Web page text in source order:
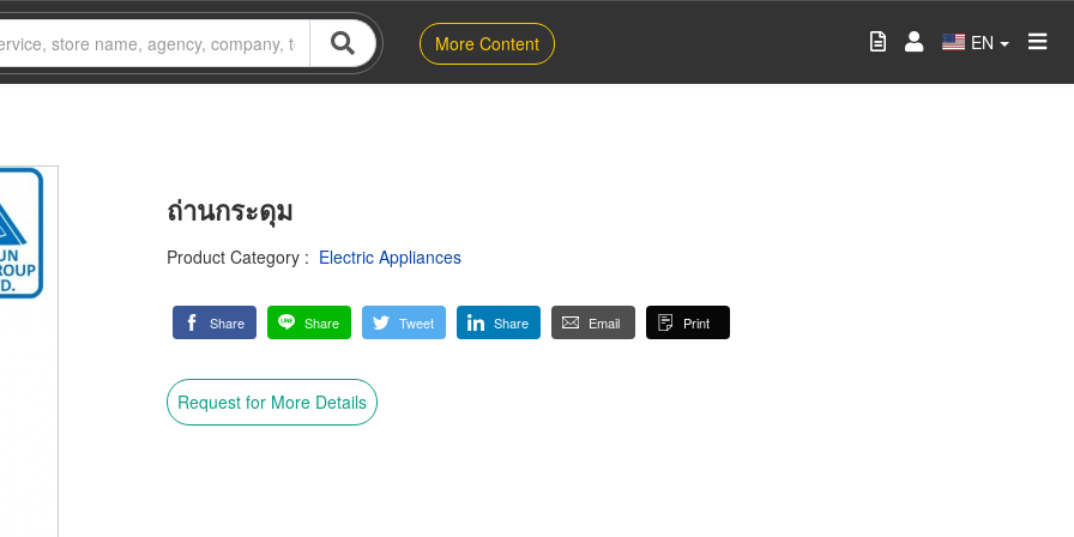
More Content EN
ถ่านกระดุม
Product Category : Electric Appliances
Share Share Tweet Share Email Print
Request for More Details